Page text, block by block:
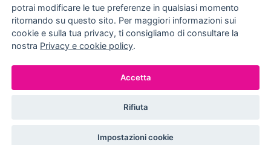
+39 080 990 9118
+39 391 72 89 930
METODI DI PAGAMENTO
P.IVA: 05524540720
potrai modificare le tue preferenze in qualsiasi momento
ritornando su questo sito. Per maggiori informazioni sui
cookie e sulla tua privacy, ti consigliamo di consultare la
nostra Privacy e cookie policy.
Accetta
Rifiuta
Impostazioni cookie